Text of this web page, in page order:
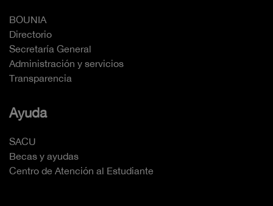
BOUNIA
Directorio
Secretaría General
Administración y servicios
Transparencia
Ayuda
SACU
Becas y ayudas
Centro de Atención al Estudiante